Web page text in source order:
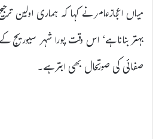
میاں اعجازعامر نے کہا کہ ہماری اولین
بہتر بنانا ہے‘ اس وقت پورا شہر سیوریج
صفائی کی صورتحال بھی ابتر ہے۔